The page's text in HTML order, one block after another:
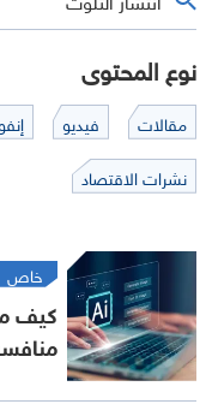
نوع المحتوى
مقالات فيديو
نشرات الاقتصاد
خاص
كيف